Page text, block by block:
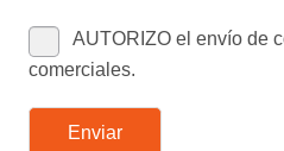
AUTORIZO el envío de
comerciales.
Enviar